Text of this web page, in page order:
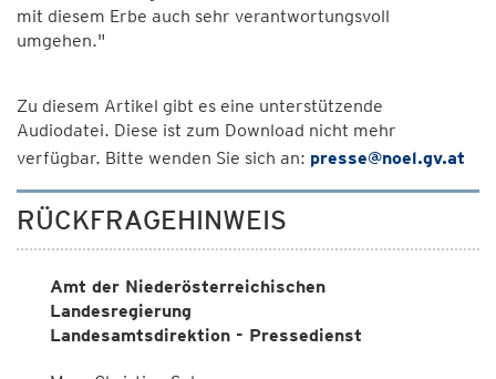
mit diesem Erbe auch sehr verantwortungsvoll
umgehen."
Zu diesem Artikel gibt es eine unterstützende
Audiodatei. Diese ist zum Download nicht mehr
verfügbar. Bitte wenden Sie sich an: presse@noel.gv.at
RÜCKFRAGEHINWEIS
Amt der Niederösterreichischen
Landesregierung
Landesamtsdirektion - Pressedienst